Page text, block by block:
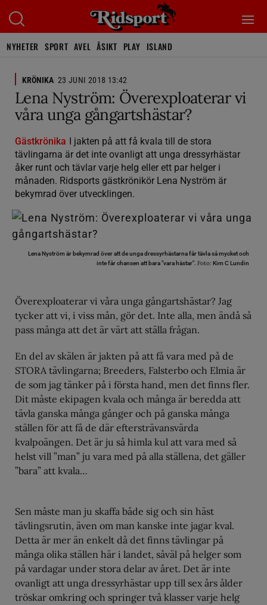
NYHETER SPORT AVEL ÅSIKT PLAY ISLAND
KRÖNIKA 23 JUNI 2018 13:42
Lena Nyström: Överexploaterar vi
våra unga gångartshästar?
Gästkrönika I jakten på att få kvala till de stora
tävlingarna är det inte ovanligt att unga dressyrhästar
åker runt och tävlar varje helg eller ett par helger i
månaden. Ridsports gästkrönikör Lena Nyström är
bekymrad över utvecklingen.
Lena Nyström är bekymrad över att de unga dressyrhästarna får tävla så mycket och
inte får chansen att bara "vara hästar". Foto: Kim C Lundin
Överexploaterar vi våra unga gångartshästar? Jag
tycker att vi, i viss mån, gör det. Inte alla, men ändå så
pass många att det är värt att ställa frågan.
En del av skälen är jakten på att få vara med på de
STORA tävlingarna; Breeders, Falsterbo och Elmia är
de som jag tänker på i första hand, men det finns fler.
Dit måste ekipagen kvala och många är beredda att
tävla ganska många gånger och på ganska många
ställen för att få de där eftersträvansvärda
kvalpoängen. Det är ju så himla kul att vara med så
helst vill ”man” ju vara med på alla ställena, det gäller
”bara” att kvala…
Sen måste man ju skaffa både sig och sin häst
tävlingsrutin, även om man kanske inte jagar kval.
Detta är mer än enkelt då det finns tävlingar på
många olika ställen här i landet, såväl på helger som
på vardagar under stora delar av året. Det är inte
ovanligt att unga dressyrhästar upp till sex års ålder
tröskar omkring och springer två klasser varje helg